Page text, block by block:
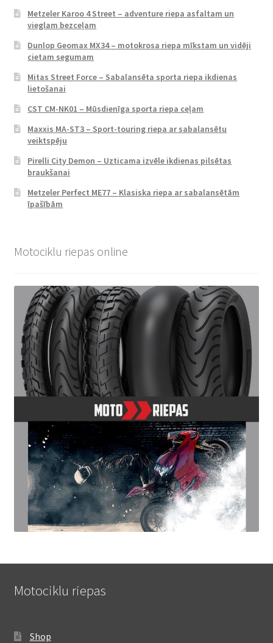
Metzeler Karoo 4 Street – adventure riepa asfaltam un
vieglam bezceļam
Dunlop Geomax MX34 – motokrosa riepa mīkstam un vidēji
cietam segumam
Mitas Street Force – Sabalansēta sporta riepa ikdienas
lietošanai
CST CM-NK01 – Mūsdienīga sporta riepa ceļam
Maxxis MA-ST3 – Sport-touring riepa ar sabalansētu
veiktspēju
Pirelli City Demon – Uzticama izvēle ikdienas pilsētas
braukšanai
Metzeler Perfect ME77 – Klasiska riepa ar sabalansētām
īpašībām
Motociklu riepas online
Motociklu riepas
Shop